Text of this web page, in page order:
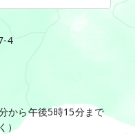
4
から午後5時15分まで
）